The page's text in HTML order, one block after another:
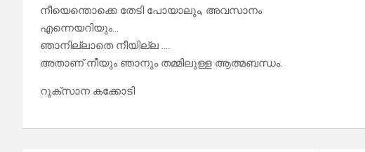
നീയെന്തൊക്കെ തേടി പോയാലും, അവസാനം
എന്നെയറിയും…
ഞാനില്ലാതെ നീയില്ല ….
അതാണ് നീയും ഞാനും തമ്മിലുള്ള ആത്മബന്ധം.
റുക്സാന കക്കോടി